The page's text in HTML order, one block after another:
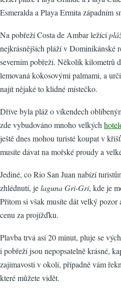
Esmeralda a Playa Ermita západním
Na pobřeží Costa de Ambar ležící
nejkrásnějších pláží v Dominikánské
severním pobřeží. Několik kilometrů
lemovaná kokosovými palmami, a
najít nějaké to klidné místečko.
Dříve byla pláž o víkendech
zde vybudováno mnoho velkých
ještě dnes mohou turisté koupat v
musíte dávat na mořské proudy a
Jediné, co Rio San Juan nabízí
zhlédnutí, jelaguna Gri-Gri, kde je
Přitom si však musíte dát velký
cenu za projížďku.
Plavba trvá asi 20 minut, pluje se
i pobřeží jsou nepopsatelně krásné,
zajímavosti v okolí, případně vám
které můžete vidět.